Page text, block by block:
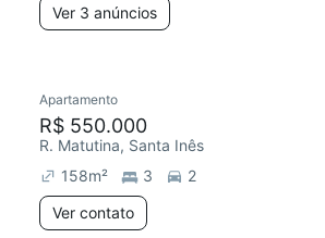
Ver 3 anúncios
Redecorar
Apartamento
R$ 550.000
R. Matutina, Santa Inês
158m² 3
2
Ver contato